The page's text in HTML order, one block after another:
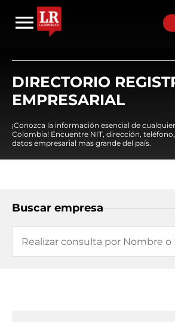
DIRECTORIO
EMPRESARIAL
¡Conozca la información esencial de
Colombia! Encuentre NIT, dirección,
datos empresarial mas grande del país.
Buscar empresa